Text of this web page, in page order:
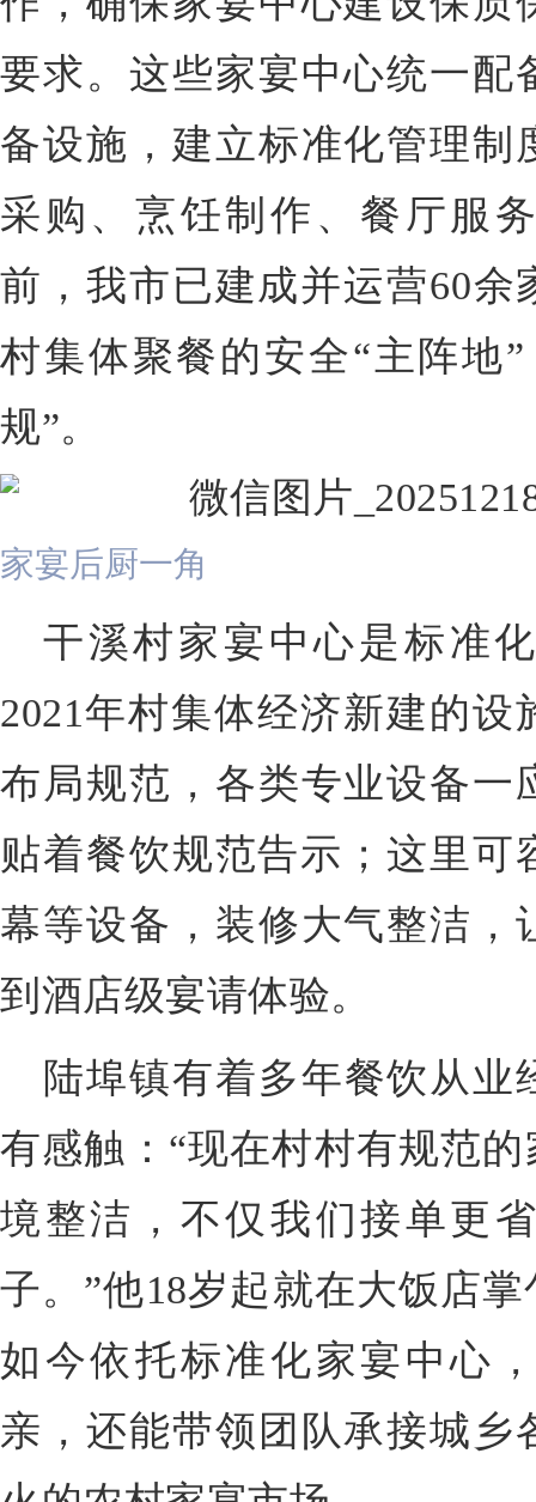
要求。这些家宴中心统一配
备设施，建立标准化管理制
采购、烹饪制作、餐厅服
前，我市已建成并运营60
村集体聚餐的安全“主阵地
规”。
家宴后厨一角
干溪村家宴中心是标准
2021年村集体经济新建的
布局规范，各类专业设备一
贴着餐饮规范告示；这里可
幕等设备，装修大气整洁，
到酒店级宴请体验。
陆埠镇有着多年餐饮从
有感触：“现在村村有规范
境整洁，不仅我们接单更
子。”他18岁起就在大饭店
如今依托标准化家宴中心
亲，还能带领团队承接城乡